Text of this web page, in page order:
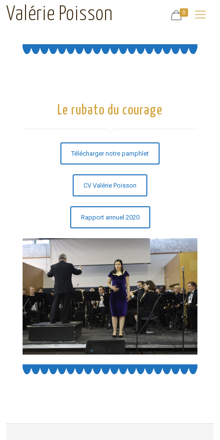
Valérie Poisson 0
Le rubato du courage
Télécharger notre pamphlet
CV Valérie Poisson
Rapport annuel 2020